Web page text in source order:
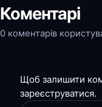
Коментарі
0 коментарів
Щоб залишити
зареєструватися.